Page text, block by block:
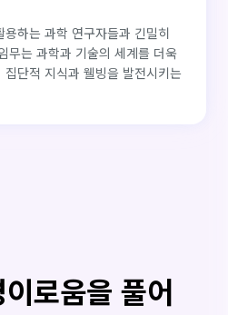
하는 과학 연구자들과 긴밀히
무는 과학과 기술의 세계를 더욱
단적 지식과 웰빙을 발전시키는
로움을 풀어